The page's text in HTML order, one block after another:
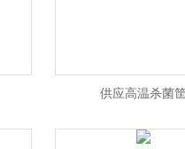
供应高温杀菌